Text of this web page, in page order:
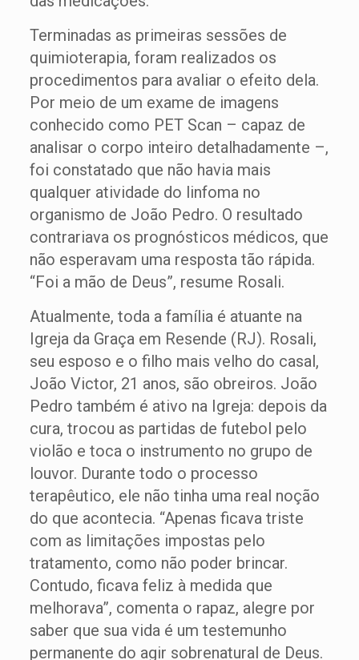
Terminadas as primeiras sessões de
quimioterapia, foram realizados os
procedimentos para avaliar o efeito dela.
Por meio de um exame de imagens
conhecido como PET Scan – capaz de
analisar o corpo inteiro detalhadamente –,
foi constatado que não havia mais
qualquer atividade do linfoma no
organismo de João Pedro. O resultado
contrariava os prognósticos médicos, que
não esperavam uma resposta tão rápida.
“Foi a mão de Deus”, resume Rosali.
Atualmente, toda a família é atuante na
Igreja da Graça em Resende (RJ). Rosali,
seu esposo e o filho mais velho do casal,
João Victor, 21 anos, são obreiros. João
Pedro também é ativo na Igreja: depois da
cura, trocou as partidas de futebol pelo
violão e toca o instrumento no grupo de
louvor. Durante todo o processo
terapêutico, ele não tinha uma real noção
do que acontecia. “Apenas ficava triste
com as limitações impostas pelo
tratamento, como não poder brincar.
Contudo, ficava feliz à medida que
melhorava”, comenta o rapaz, alegre por
saber que sua vida é um testemunho
permanente do agir sobrenatural de Deus.